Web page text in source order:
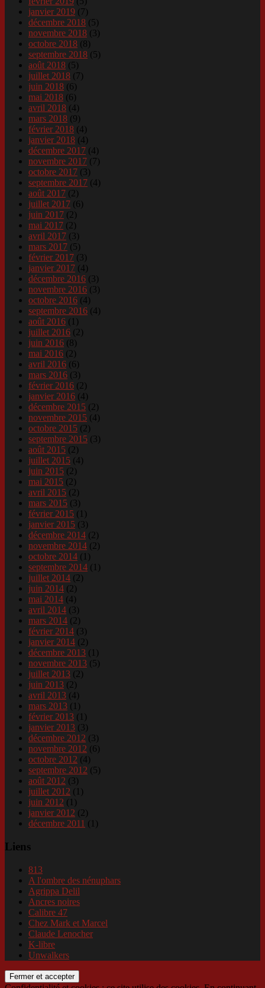
janvier 2019 (7)
décembre 2018 (5)
novembre 2018 (3)
octobre 2018 (8)
septembre 2018 (5)
août 2018 (5)
juillet 2018 (7)
juin 2018 (6)
mai 2018 (6)
avril 2018 (4)
mars 2018 (9)
février 2018 (4)
janvier 2018 (4)
décembre 2017 (4)
novembre 2017 (7)
octobre 2017 (3)
septembre 2017 (4)
août 2017 (2)
juillet 2017 (6)
juin 2017 (2)
mai 2017 (2)
avril 2017 (3)
mars 2017 (5)
février 2017 (3)
janvier 2017 (4)
décembre 2016 (3)
novembre 2016 (3)
octobre 2016 (4)
septembre 2016 (4)
août 2016 (1)
juillet 2016 (2)
juin 2016 (8)
mai 2016 (2)
avril 2016 (6)
mars 2016 (3)
février 2016 (2)
janvier 2016 (4)
décembre 2015 (2)
novembre 2015 (4)
octobre 2015 (2)
septembre 2015 (3)
août 2015 (2)
juillet 2015 (4)
juin 2015 (2)
mai 2015 (2)
avril 2015 (2)
mars 2015 (3)
février 2015 (1)
janvier 2015 (3)
décembre 2014 (2)
novembre 2014 (2)
octobre 2014 (1)
septembre 2014 (1)
juillet 2014 (2)
juin 2014 (2)
mai 2014 (4)
avril 2014 (3)
mars 2014 (2)
février 2014 (3)
janvier 2014 (2)
décembre 2013 (1)
novembre 2013 (5)
juillet 2013 (2)
juin 2013 (2)
avril 2013 (4)
mars 2013 (1)
février 2013 (1)
janvier 2013 (3)
décembre 2012 (3)
novembre 2012 (6)
octobre 2012 (4)
septembre 2012 (5)
août 2012 (3)
juillet 2012 (1)
juin 2012 (1)
janvier 2012 (2)
décembre 2011 (1)
Liens
813
A l'ombre des nénuphars
Agrippa Delil
Ancres noires
Calibre 47
Chez Mark et Marcel
Claude Lenocher
K-libre
Unwalkers